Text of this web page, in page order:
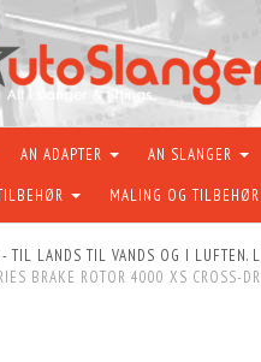
AN ADAPTER AN SLANGER
MALING OG TILBEHØR
TIL LANDS TIL VANDS OG I LUFTEN.
BRAKE ROTOR 4000 XS CROSS-